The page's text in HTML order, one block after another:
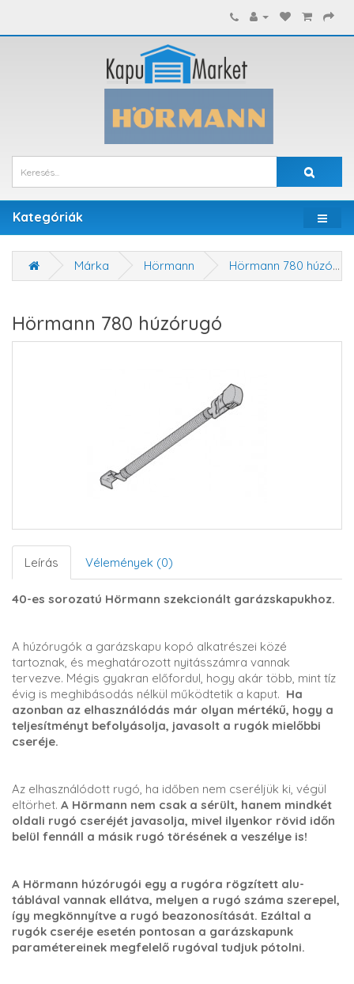
Kategóriák
Márka Hörmann Hörmann 780 húzórugó
Hörmann 780 húzórugó
Leírás Vélemények (0)
40-es sorozatú Hörmann szekcionált garázskapukhoz.
A húzórugók a garázskapu kopó alkatrészei közé
tartoznak, és meghatározott nyitásszámra vannak
tervezve. Mégis gyakran előfordul, hogy akár több, mint tíz
évig is meghibásodás nélkül működtetik a kaput. Ha
azonban az elhasználódás már olyan mértékű, hogy a
teljesítményt befolyásolja, javasolt a rugók mielőbbi
cseréje.
Az elhasználódott rugó, ha időben nem cseréljük ki, végül
eltörhet. A Hörmann nem csak a sérült, hanem mindkét
oldali rugó cseréjét javasolja, mivel ilyenkor rövid időn
belül fennáll a másik rugó törésének a veszélye is!
A Hörmann húzórugói egy a rugóra rögzített alu-
táblával vannak ellátva, melyen a rugó száma szerepel,
így megkönnyítve a rugó beazonosítását. Ezáltal a
rugók cseréje esetén pontosan a garázskapunk
paramétereinek megfelelő rugóval tudjuk pótolni.